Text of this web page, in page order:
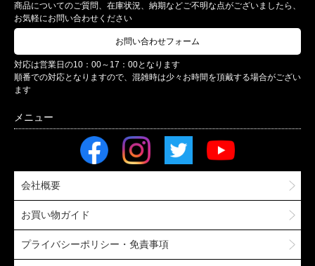
商品についてのご質問、在庫状況、納期などご不明な点がございましたら、
お気軽にお問い合わせください
お問い合わせフォーム
対応は営業日の10：00～17：00となります
順番での対応となりますので、混雑時は少々お時間を頂戴する場合がござい
ます
会社概要
お買い物ガイド
プライバシーポリシー・免責事項